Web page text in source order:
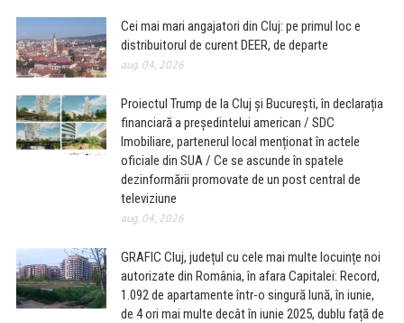
Cei mai mari angajatori din Cluj: pe primul loc e
distribuitorul de curent DEER, de departe
aug. 04, 2026
Proiectul Trump de la Cluj și București, în declarația
financiară a președintelui american / SDC
Imobiliare, partenerul local menționat în actele
oficiale din SUA / Ce se ascunde în spatele
dezinformării promovate de un post central de
televiziune
aug. 04, 2026
GRAFIC Cluj, județul cu cele mai multe locuințe noi
autorizate din România, în afara Capitalei: Record,
1.092 de apartamente într-o singură lună, în iunie,
de 4 ori mai multe decât în iunie 2025, dublu față de